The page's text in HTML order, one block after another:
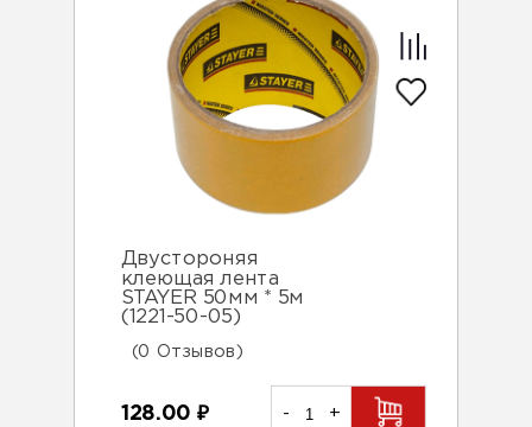
Двустороняя
клеющая лента
STAYER 50мм * 5м
(1221-50-05)
(0 Отзывов)
128.00 ₽ - +